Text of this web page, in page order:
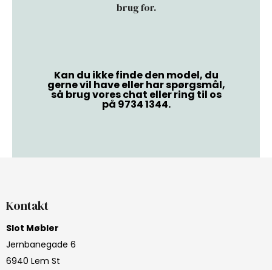
brug for.
Kan du ikke finde den model, du
gerne vil have eller har spørgsmål,
så brug vores chat eller ring til os
på 9734 1344.
Kontakt
Slot Møbler
Jernbanegade 6
6940 Lem St